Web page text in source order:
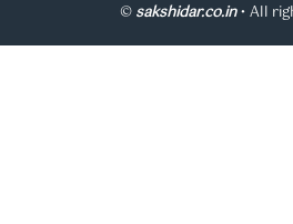
©sakshidar.co.in• All